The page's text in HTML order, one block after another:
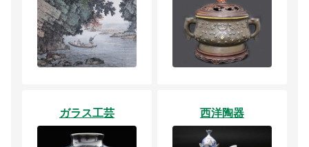
ガラス工芸 西洋陶器